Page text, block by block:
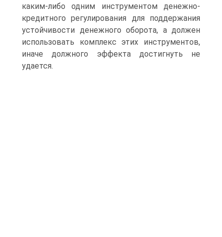
каким-либо одним инструментом денежно-
кредитного регулирования для поддержания
устойчивости денежного оборота, а должен
использовать комплекс этих инструментов,
иначе должного эффекта достигнуть не
удается.